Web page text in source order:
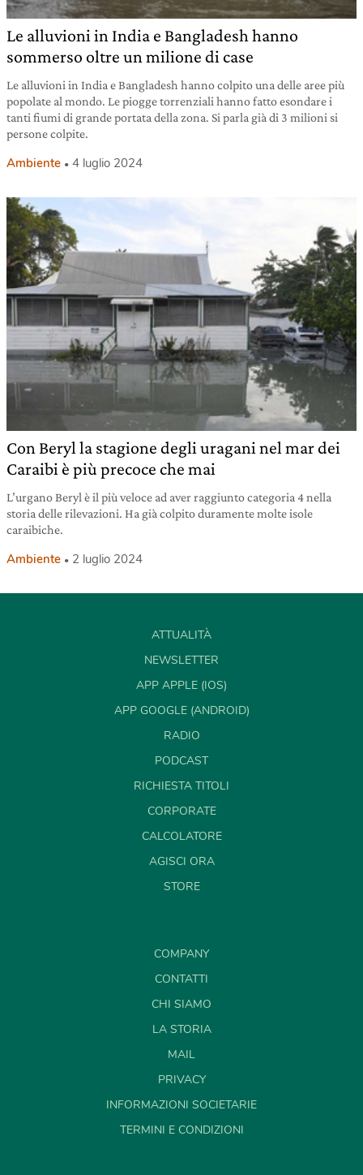
Le alluvioni in India e Bangladesh hanno
sommerso oltre un milione di case
Le alluvioni in India e Bangladesh hanno colpito una delle aree più
popolate al mondo. Le piogge torrenziali hanno fatto esondare i
tanti fiumi di grande portata della zona. Si parla già di 3 milioni si
persone colpite.
Ambiente 4 luglio 2024
Con Beryl la stagione degli uragani nel mar dei
Caraibi è più precoce che mai
L’urgano Beryl è il più veloce ad aver raggiunto categoria 4 nella
storia delle rilevazioni. Ha già colpito duramente molte isole
caraibiche.
Ambiente 2 luglio 2024
ATTUALITÀ
NEWSLETTER
APP APPLE (IOS)
APP GOOGLE (ANDROID)
RADIO
PODCAST
RICHIESTA TITOLI
CORPORATE
CALCOLATORE
AGISCI ORA
STORE
COMPANY
CONTATTI
CHI SIAMO
LA STORIA
MAIL
PRIVACY
INFORMAZIONI SOCIETARIE
TERMINI E CONDIZIONI